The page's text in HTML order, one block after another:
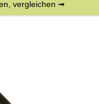
vergleichen ➟